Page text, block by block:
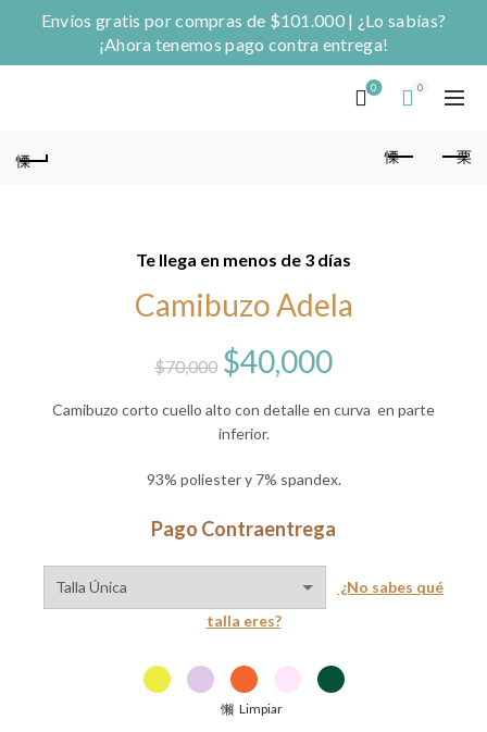
Envíos gratis por compras de $101.000 | ¿Lo sabías?
¡Ahora tenemos pago contra entrega!
0 0
Te llega en menos de 3 días
Camibuzo Adela
$70,000 El
precio
$70,000.
$40,000El
precio
Camibuzo corto cuello alto con detalle en curva en parte
inferior.
93% poliester y 7% spandex.
Pago Contraentrega
¿No sabes qué
talla eres?
Limpiar